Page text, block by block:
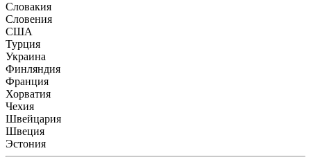
Словакия
Словения
США
Турция
Украина
Финляндия
Франция
Хорватия
Чехия
Швейцария
Швеция
Эстония